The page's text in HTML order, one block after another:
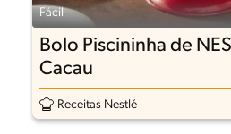
Fácil
Bolo Piscininha de
Cacau
Receitas Nestlé